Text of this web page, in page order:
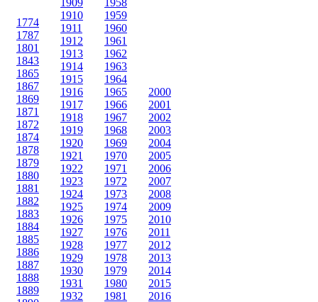
1774
1787
1801
1843
1865
1867
1869
1871
1872
1874
1878
1879
1880
1881
1882
1883
1884
1885
1886
1887
1888
1889
1909
1910
1911
1912
1913
1914
1915
1916
1917
1918
1919
1920
1921
1922
1923
1924
1925
1926
1927
1928
1929
1930
1931
1932
1958
1959
1960
1961
1962
1963
1964
1965
1966
1967
1968
1969
1970
1971
1972
1973
1974
1975
1976
1977
1978
1979
1980
1981
2000
2001
2002
2003
2004
2005
2006
2007
2008
2009
2010
2011
2012
2013
2014
2015
2016